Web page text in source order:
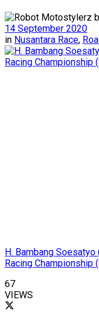
14 September 2020
in Nusantara Race,
H. Bambang
Racing Championship
67
VIEWS